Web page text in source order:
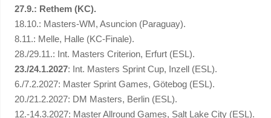
27.9.: Rethem (KC).
18.10.: Masters-WM, Asuncion (Paraguay).
8.11.: Melle, Halle (KC-Finale).
28./29.11.: Int. Masters Criterion, Erfurt (ESL).
23./24.1.2027: Int. Masters Sprint Cup, Inzell (ESL).
6./7.2.2027: Master Sprint Games, Götebog (ESL).
20./21.2.2027: DM Masters, Berlin (ESL).
12.-14.3.2027: Master Allround Games, Salt Lake City (ESL).